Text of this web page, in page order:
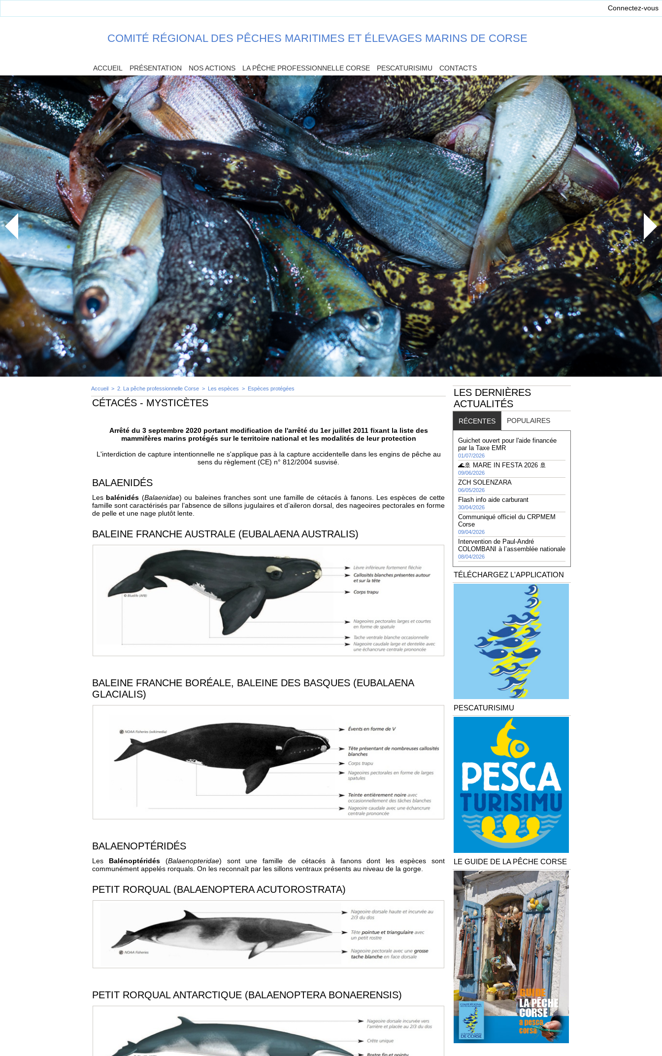
Connectez-vous
COMITÉ RÉGIONAL DES PÊCHES MARITIMES ET ÉLEVAGES MARINS DE CORSE
ACCUEIL PRÉSENTATION NOS ACTIONS LA PÊCHE PROFESSIONNELLE CORSE PESCATURISIMU CONTACTS
Accueil > 2. La pêche professionnelle Corse > Les espèces > Espèces protégées
CÉTACÉS - MYSTICÈTES
Arrêté du 3 septembre 2020 portant modification de l'arrêté du 1er juillet 2011 fixant la liste des
mammifères marins protégés sur le territoire national et les modalités de leur protection
L'interdiction de capture intentionnelle ne s'applique pas à la capture accidentelle dans les engins de pêche au
sens du règlement (CE) n° 812/2004 susvisé.
BALAENIDÉS
Les balénidés (Balaenidae) ou baleines franches sont une famille de cétacés à fanons. Les espèces de cette
famille sont caractérisés par l’absence de sillons jugulaires et d’aileron dorsal, des nageoires pectorales en forme
de pelle et une nage plutôt lente.
BALEINE FRANCHE AUSTRALE (EUBALAENA AUSTRALIS)
BALEINE FRANCHE BORÉALE, BALEINE DES BASQUES (EUBALAENA
GLACIALIS)
BALAENOPTÉRIDÉS
Les Balénoptéridés(Balaenopteridae) sont une famille de cétacés à fanons dont les espèces sont
communément appelés rorquals. On les reconnaît par les sillons ventraux présents au niveau de la gorge.
PETIT RORQUAL (BALAENOPTERA ACUTOROSTRATA)
PETIT RORQUAL ANTARCTIQUE (BALAENOPTERA BONAERENSIS)
LES DERNIÈRES
ACTUALITÉS
RÉCENTES POPULAIRES
Guichet ouvert pour l'aide financée
par la Taxe EMR
01/07/2026
🌊🚢 MARE IN FESTA 2026 🚢
09/06/2026
ZCH SOLENZARA
06/05/2026
Flash info aide carburant
30/04/2026
Communiqué officiel du CRPMEM
Corse
09/04/2026
Intervention de Paul-André
COLOMBANI à l’assemblée nationale
08/04/2026
TÉLÉCHARGEZ L'APPLICATION
PESCATURISIMU
LE GUIDE DE LA PÊCHE CORSE